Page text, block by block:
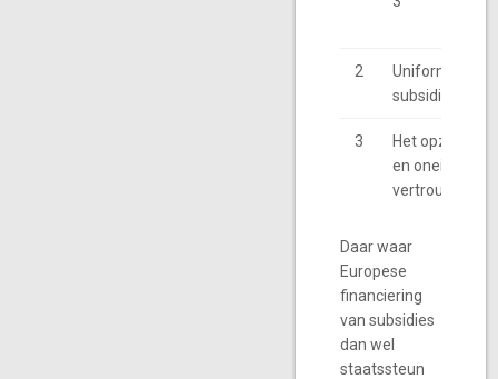
2
Uniformering
3
Het opzetten
en oneigenlijk
vertrouwen
Daar waar
Europese
financiering
van subsidies
dan wel
staatssteun